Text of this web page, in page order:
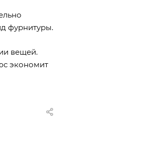
фурнитуры.
вещей.
экономит